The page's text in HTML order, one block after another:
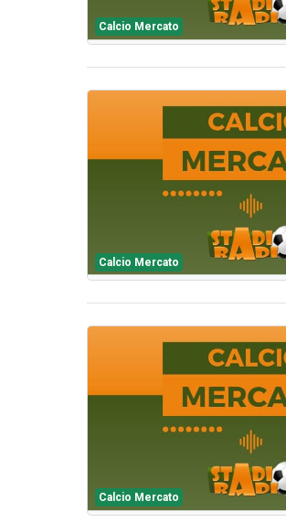
Calcio Mercato
Calcio Mercato
Calcio Mercato